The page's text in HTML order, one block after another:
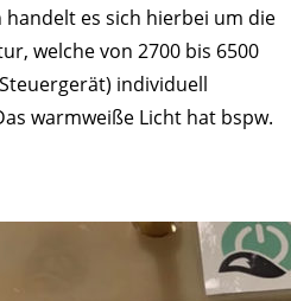
es sich hierbei um die
welche von 2700 bis 6500
individuell
warmweiße Licht hat bspw.